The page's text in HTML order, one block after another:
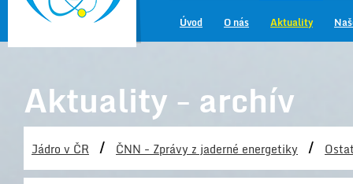
Úvod O nás Aktuality
Aktuality - archív
Jádro v ČR / ČNN - Zprávy z jaderné energetiky /